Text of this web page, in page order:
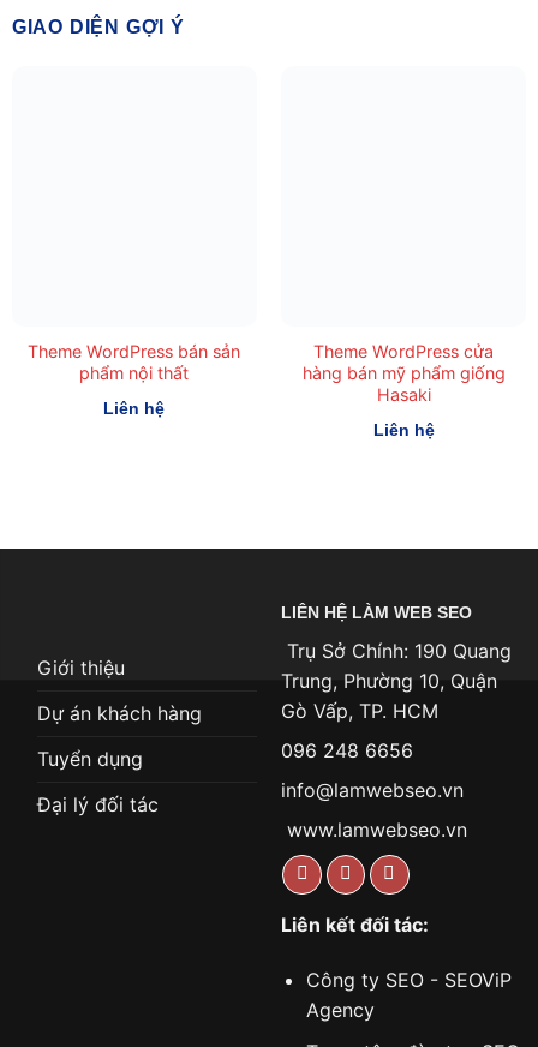
GIAO DIỆN GỢI Ý
Theme WordPress bán sản
phẩm nội thất
Liên hệ
Theme WordPress cửa
hàng bán mỹ phẩm giống
Hasaki
Liên hệ
Giới thiệu
Dự án khách hàng
Tuyển dụng
Đại lý đối tác
LIÊN HỆ LÀM WEB SEO
Trụ Sở Chính: 190 Quang
Trung, Phường 10, Quận
Gò Vấp, TP. HCM
096 248 6656
info@lamwebseo.vn
www.lamwebseo.vn
Liên kết đối tác:
Công ty SEO - SEOViP
Agency